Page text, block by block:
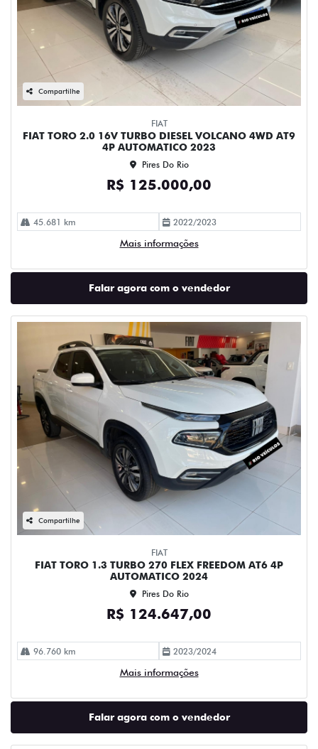
Compartilhe
FIAT
FIAT TORO 2.0 16V TURBO DIESEL VOLCANO 4WD AT9
4P AUTOMATICO 2023
Pires Do Rio
R$ 125.000,00
45.681 km 2022/2023
Mais informações
Falar agora com o vendedor
Compartilhe
FIAT
FIAT TORO 1.3 TURBO 270 FLEX FREEDOM AT6 4P
AUTOMATICO 2024
Pires Do Rio
R$ 124.647,00
96.760 km 2023/2024
Mais informações
Falar agora com o vendedor